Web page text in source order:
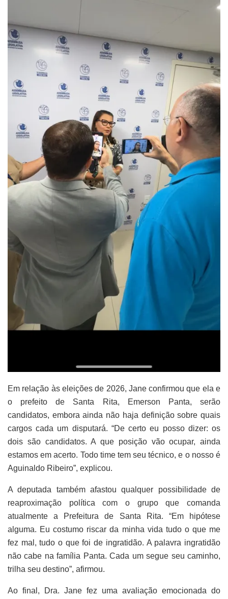
Em relação às eleições de 2026, Jane confirmou que ela e
o prefeito de Santa Rita, Emerson Panta, serão
candidatos, embora ainda não haja definição sobre quais
cargos cada um disputará. “De certo eu posso dizer: os
dois são candidatos. A que posição vão ocupar, ainda
estamos em acerto. Todo time tem seu técnico, e o nosso é
Aguinaldo Ribeiro”, explicou.
A deputada também afastou qualquer possibilidade de
reaproximação política com o grupo que comanda
atualmente a Prefeitura de Santa Rita. “Em hipótese
alguma. Eu costumo riscar da minha vida tudo o que me
fez mal, tudo o que foi de ingratidão. A palavra ingratidão
não cabe na família Panta. Cada um segue seu caminho,
trilha seu destino”, afirmou.
Ao final, Dra. Jane fez uma avaliação emocionada do